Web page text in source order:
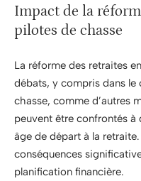
Impact de la
pilotes de chasse
La réforme des retraites
débats, y compris dans
chasse, comme d’autres
peuvent être confrontés
âge de départ à la
conséquences
planification financière.